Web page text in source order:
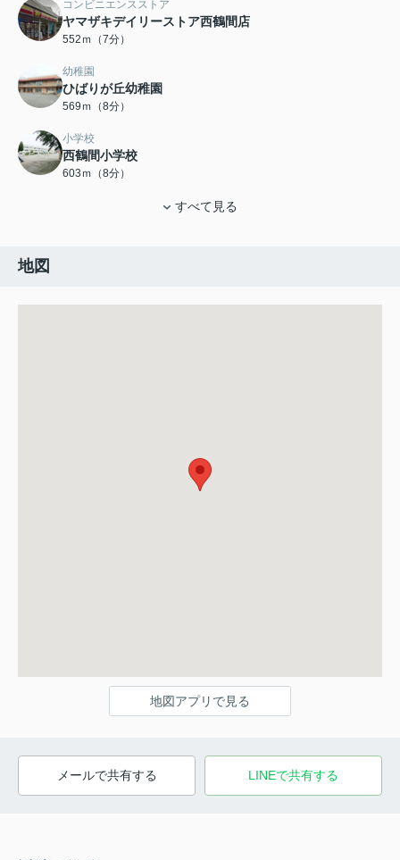
コンビニエンスストア
ヤマザキデイリーストア西鶴間店
552ｍ（7分）
幼稚園
ひばりが丘幼稚園
569ｍ（8分）
小学校
西鶴間小学校
603ｍ（8分）
すべて見る
地図
地図アプリで見る
メールで共有する LINEで共有する